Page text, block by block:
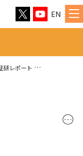
EN
研レポート
･･･